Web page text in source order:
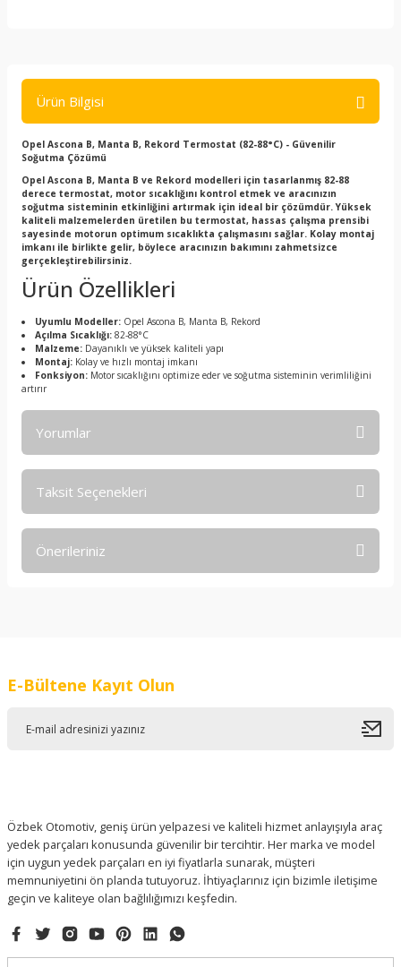
Ürün Bilgisi
Opel Ascona B, Manta B, Rekord Termostat (82-88°C) - Güvenilir
Soğutma Çözümü
Opel Ascona B, Manta B ve Rekord modelleri için tasarlanmış 82-88
derece termostat, motor sıcaklığını kontrol etmek ve aracınızın
soğutma sisteminin etkinliğini artırmak için ideal bir çözümdür. Yüksek
kaliteli malzemelerden üretilen bu termostat, hassas çalışma prensibi
sayesinde motorun optimum sıcaklıkta çalışmasını sağlar. Kolay montaj
imkanı ile birlikte gelir, böylece aracınızın bakımını zahmetsizce
gerçekleştirebilirsiniz.
Ürün Özellikleri
Uyumlu Modeller: Opel Ascona B, Manta B, Rekord
Açılma Sıcaklığı: 82-88°C
Malzeme: Dayanıklı ve yüksek kaliteli yapı
Montaj: Kolay ve hızlı montaj imkanı
Fonksiyon: Motor sıcaklığını optimize eder ve soğutma sisteminin verimliliğini
artırır
Yorumlar
Taksit Seçenekleri
Önerileriniz
Ürün resmi kalitesiz, bozuk veya görüntülenemiyor.
Gönder
E-Bültene Kayıt Olun
Özbek Otomotiv, geniş ürün yelpazesi ve kaliteli hizmet anlayışıyla araç
yedek parçaları konusunda güvenilir bir tercihtir. Her marka ve model
için uygun yedek parçaları en iyi fiyatlarla sunarak, müşteri
memnuniyetini ön planda tutuyoruz. İhtiyaçlarınız için bizimle iletişime
geçin ve kaliteye olan bağlılığımızı keşfedin.